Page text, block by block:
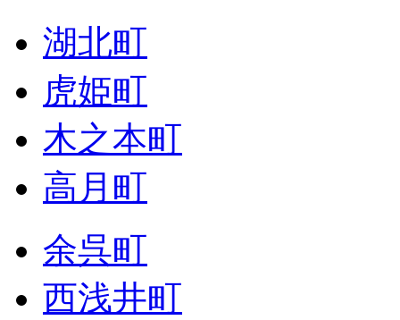
湖北町
虎姫町
木之本町
高月町
余呉町
西浅井町